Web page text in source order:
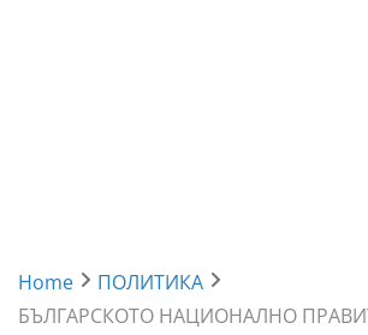
Home
ПОЛИТИКА
БЪЛГАРСКОТО НАЦИОНАЛНО